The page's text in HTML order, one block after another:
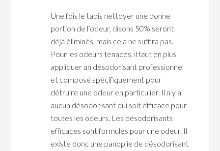
Une fois le tapis nettoyer une bonne
portion de l’odeur, disons 50% seront
déjà éliminés, mais cela ne suffira pas.
Pour les odeurs tenaces, il faut en plus
appliquer un désodorisant professionnel
et composé spécifiquement pour
détruire une odeur en particulier. Il n’y a
aucun désodorisant qui soit efficace pour
toutes les odeurs. Les désodorisants
efficaces sont formulés pour une odeur. Il
existe donc une panoplie de désodorisant